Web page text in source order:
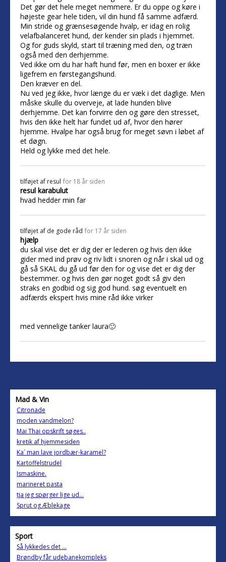
Det gør det hele meget nemmere. Er du oppe og køre i
højeste gear hele tiden, vil din hund få samme adfærd.
Min stride og grænsesøgende hvalp, er idag en rolig
velafbalanceret hund, der kender sin plads i hjemmet.
Og for guds skyld, start til træning med den, og træn
også med den derhjemme.
Ved ikke om du har haft hund før, men en boxer er ikke
ligefrem en førstegangshund.
Den kræver en del.
Nu ved jeg ikke, hvor længe du er væk i det daglige. Men
måske skulle du overveje, at lade hunden blive
derhjemme. Det kan forvirre den og gøre den stresset,
hvis den ikke helt har fundet ud af, hvor den hører
hjemme. Hvalpe har også brug for meget søvn i løbet af
et døgn.
Held og lykke med det hele.
tilføjet af resul for 18 år siden
resul karabulut
hvad hedder min far
tilføjet af de gode råd for 17 år siden
hjælp
du skal vise det er dig der er lederen og hvis den ikke
gider med ind prøv og riv lidt i snoren og når i skal ud og
gå så SKAL du gå ud før den for og vise det er dig der
bestemmer. og hvis den gør noget godt så giv den
straks en godbid og sig god hund. søg eventuelt en
adfærds ekspert hvis mine råd ikke virker
med vennelige tanker laura🙂
Mad & Vin
Citronade
moden vandmelon?
Mai Thai opskrift søges..
kretik af hjemmesiden
Ka´ man lave jordbær-karamel?
Kartoffelstrudel
Ismaskine.
marineret pasta
tja jeg spørger lige ud...
Sprut og Æblekage
Sport
Så lykkedes det ...
Brøndby får udebanekompleks